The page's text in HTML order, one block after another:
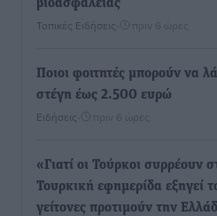
βιοασφάλειας
Τοπικές Ειδήσεις πριν 6 ώρες
Ποιοι φοιτητές μπορούν να
στέγη έως 2.500 ευρώ
Ειδήσεις πριν 6 ώρες
«Γιατί οι Τούρκοι συρρέουν
Τουρκική εφημερίδα εξηγεί
γείτονες προτιμούν την